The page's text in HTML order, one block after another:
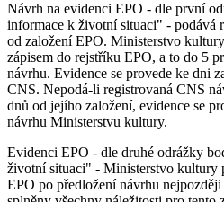
Návrh na evidenci EPO - dle první
informace k životní situaci" - podává
od založení EPO. Ministerstvo
zápisem do rejstříku EPO, a to do 5
návrhu. Evidence se provede ke dni
CNS. Nepodá-li registrovaná CNS
dnů od jejího založení, evidence se
návrhu Ministerstvu kultury.
Evidenci EPO - dle druhé odrážky
životní situaci" - Ministerstvo kultury
EPO po předložení návrhu